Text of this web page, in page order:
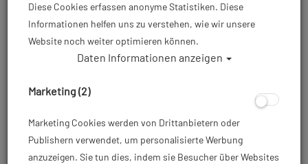
Diese Cookies erfassen anonyme Statistiken. Diese
Informationen helfen uns zu verstehen, wie wir unsere
Website noch weiter optimieren können.
Daten Informationen anzeigen
Marketing (2)
Marketing Cookies werden von Drittanbietern oder
Publishern verwendet, um personalisierte Werbung
anzuzeigen. Sie tun dies, indem sie Besucher über Websites